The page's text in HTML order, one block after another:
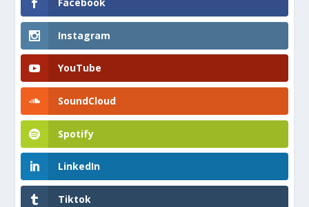
Instagram
YouTube
SoundCloud
Spotify
LinkedIn
Tiktok